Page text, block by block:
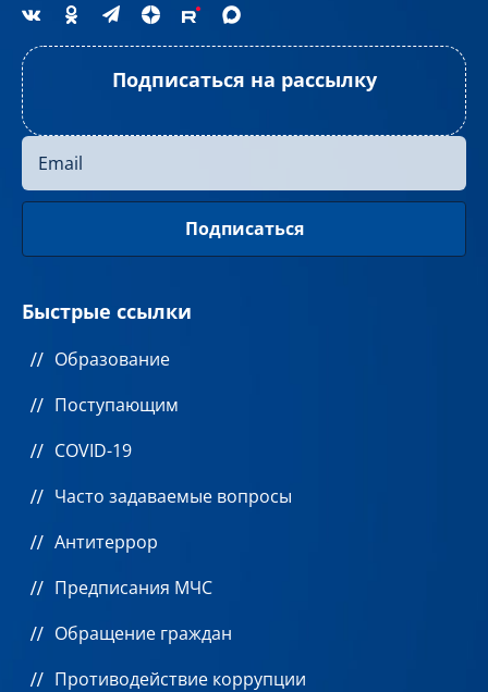
Подписаться на рассылку
Быстрые ссылки
Образование
Поступающим
COVID-19
Часто задаваемые вопросы
Антитеррор
Предписания МЧС
Обращение граждан
Противодействие коррупции